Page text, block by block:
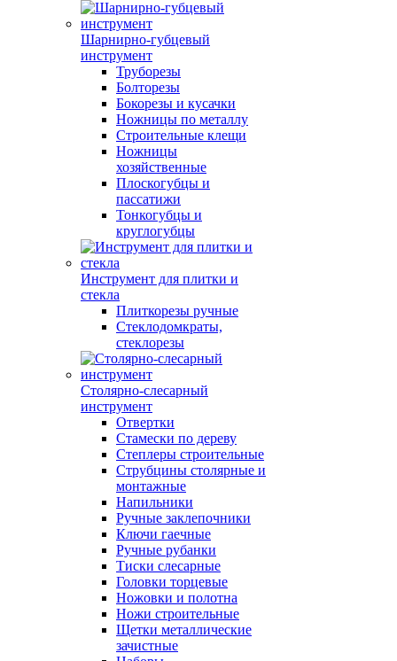
Шарнирно-губцевый
инструмент
Труборезы
Болторезы
Бокорезы и кусачки
Ножницы по металлу
Строительные клещи
Ножницы
хозяйственные
Плоскогубцы и
пассатижи
Тонкогубцы и
круглогубцы
Инструмент для плитки и
стекла
Плиткорезы ручные
Стеклодомкраты,
стеклорезы
Столярно-слесарный
инструмент
Отвертки
Стамески по дереву
Степлеры строительные
Струбцины столярные и
монтажные
Напильники
Ручные заклепочники
Ключи гаечные
Ручные рубанки
Тиски слесарные
Головки торцевые
Ножовки и полотна
Ножи строительные
Щетки металлические
зачистные